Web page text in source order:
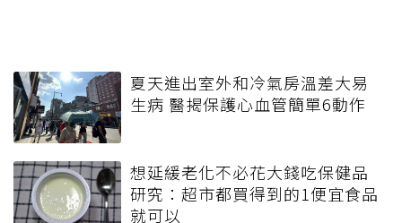
夏天進出室外和冷氣房溫差大易
生病 醫揭保護心血管簡單6動作
想延緩老化不必花大錢吃保健品
研究：超市都買得到的1便宜食品
就可以